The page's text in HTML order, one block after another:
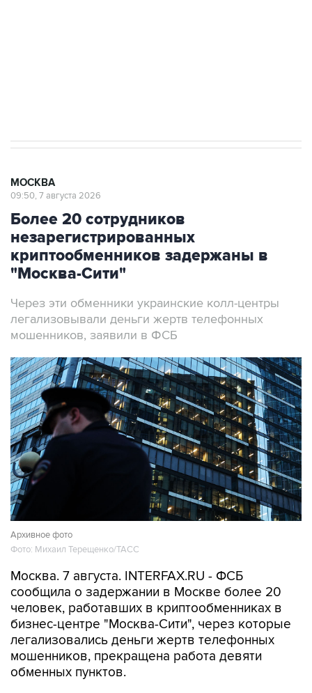
МОСКВА
09:50, 7 августа 2026
Более 20 сотрудников
незарегистрированных
криптообменников задержаны в
"Москва-Сити"
Через эти обменники украинские колл-центры
легализовывали деньги жертв телефонных
мошенников, заявили в ФСБ
Архивное фото
Фото: Михаил Терещенко/ТАСС
Москва. 7 августа. INTERFAX.RU - ФСБ
сообщила о задержании в Москве более 20
человек, работавших в криптообменниках в
бизнес-центре "Москва-Сити", через которые
легализовались деньги жертв телефонных
мошенников, прекращена работа девяти
обменных пунктов.